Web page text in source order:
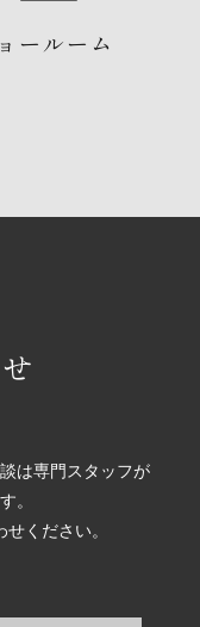
ールーム
は専門スタッフが
。
ください。